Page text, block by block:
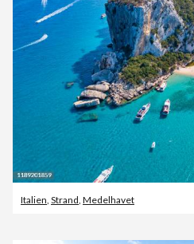
Italien Strand Medelhavet